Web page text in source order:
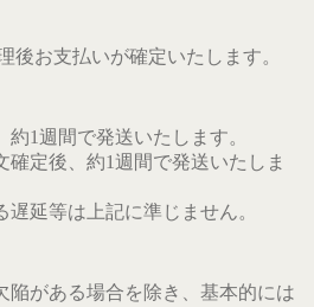
後お支払いが確定いたします。
1週間で発送いたします。
確定後、約1週間で発送いたしま
延等は上記に準じません。
陥がある場合を除き、基本的には